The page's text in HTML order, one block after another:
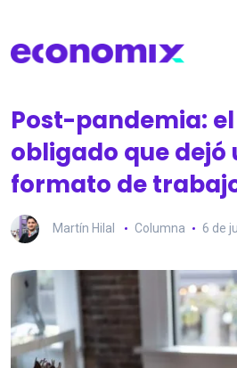
Post-pandemia:
obligado que dejó
formato de
Martín Hilal Columna 6 de